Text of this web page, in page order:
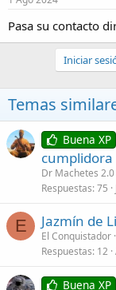
Pasa su contacto
Iniciar
Temas
Buena XP
cumplidora
Dr Machetes 2.0
Respuestas 75
E Jazmín de
El Conquistador
Respuestas 12
Buena XP